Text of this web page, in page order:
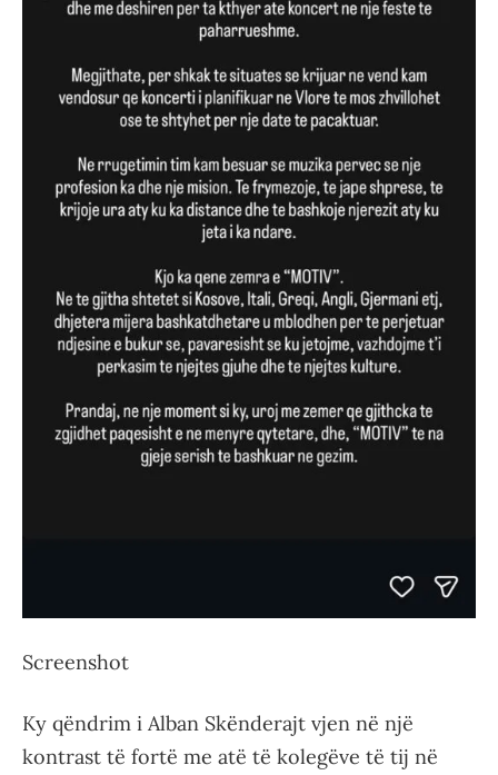
Screenshot
Ky qëndrim i Alban Skënderajt vjen në një
kontrast të fortë me atë të kolegëve të tij në